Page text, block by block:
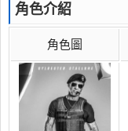
角色介紹
角色圖